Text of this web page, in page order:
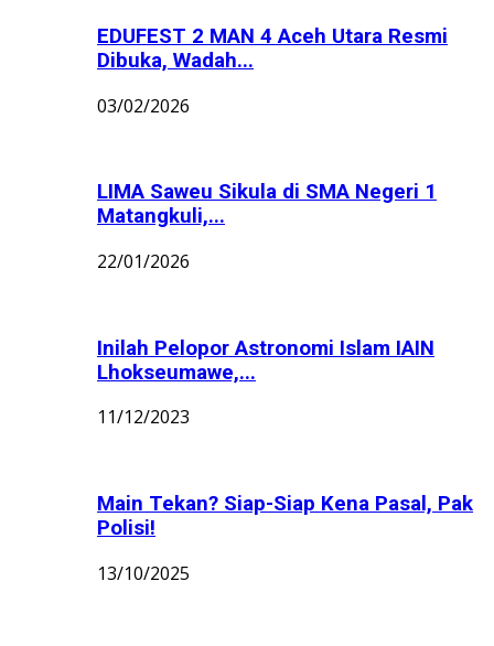
EDUFEST 2 MAN 4 Aceh Utara Resmi
Dibuka, Wadah...
03/02/2026
LIMA Saweu Sikula di SMA Negeri 1
Matangkuli,...
22/01/2026
Inilah Pelopor Astronomi Islam IAIN
Lhokseumawe,...
11/12/2023
Main Tekan? Siap-Siap Kena Pasal, Pak
Polisi!
13/10/2025